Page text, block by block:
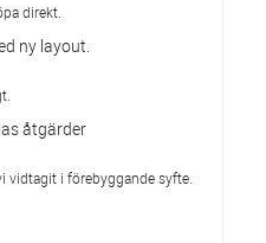
direkt.
ny layout.
åtgärder
vidtagit i förebyggande syfte.